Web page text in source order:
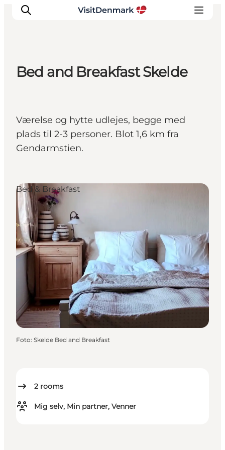
Oplevelser
Overnatning
Planlæg ferien
Bed and Breakfast Skelde
Værelse og hytte udlejes, begge med
plads til 2-3 personer. Blot 1,6 km fra
Gendarmstien.
2 rooms
Mig selv, Min partner, Venner
Bed & Breakfast
Foto: Skelde Bed and Breakfast